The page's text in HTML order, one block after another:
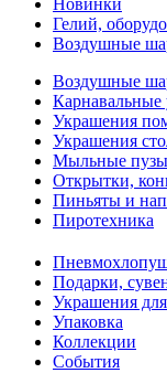
Новинки
Гелий,
Воздушные
Воздушные
Карнавальные
Украшения
Украшения
Мыльные
Открытки,
Пиньяты и
Пиротехника
Подарки,
Украшения
Упаковка
Коллекции
События